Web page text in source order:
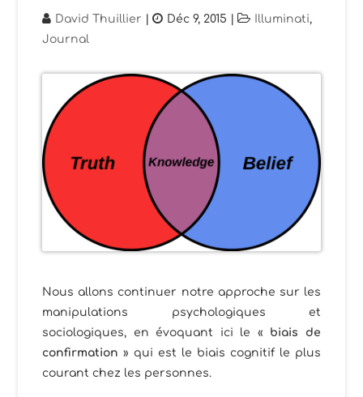
David Thuillier | Déc 9, 2015 | Illuminati,
Journal
Nous allons continuer notre approche sur les
manipulations psychologiques et
sociologiques, en évoquant ici le « biais de
confirmation » qui est le biais cognitif le plus
courant chez les personnes.